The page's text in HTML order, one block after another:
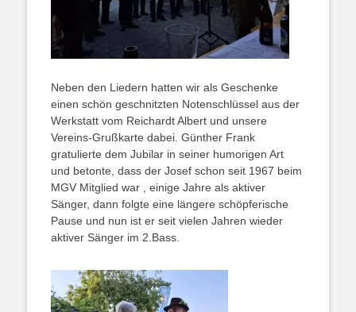
Neben den Liedern hatten wir als Geschenke
einen schön geschnitzten Notenschlüssel aus der
Werkstatt vom Reichardt Albert und unsere
Vereins-Grußkarte dabei. Günther Frank
gratulierte dem Jubilar in seiner humorigen Art
und betonte, dass der Josef schon seit 1967 beim
MGV Mitglied war , einige Jahre als aktiver
Sänger, dann folgte eine längere schöpferische
Pause und nun ist er seit vielen Jahren wieder
aktiver Sänger im 2.Bass.